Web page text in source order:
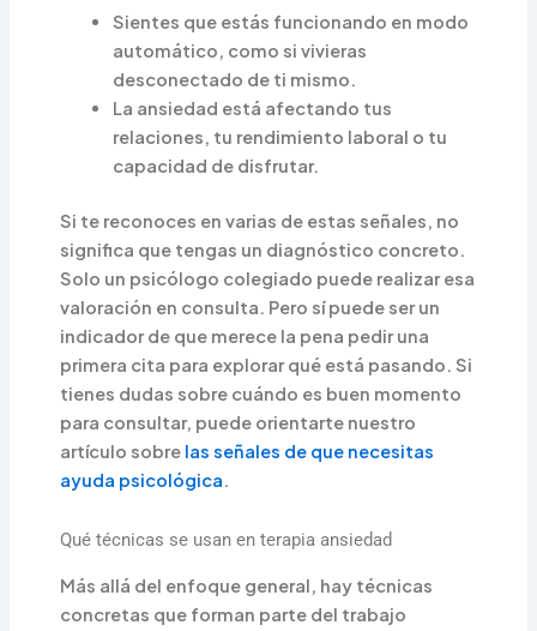
Sientes que estás funcionando en modo
automático, como si vivieras
desconectado de ti mismo.
La ansiedad está afectando tus
relaciones, tu rendimiento laboral o tu
capacidad de disfrutar.
Si te reconoces en varias de estas señales, no
significa que tengas un diagnóstico concreto.
Solo un psicólogo colegiado puede realizar esa
valoración en consulta. Pero sí puede ser un
indicador de que merece la pena pedir una
primera cita para explorar qué está pasando. Si
tienes dudas sobre cuándo es buen momento
para consultar, puede orientarte nuestro
artículo sobre las señales de que necesitas
ayuda psicológica.
Qué técnicas se usan en terapia ansiedad
Más allá del enfoque general, hay técnicas
concretas que forman parte del trabajo